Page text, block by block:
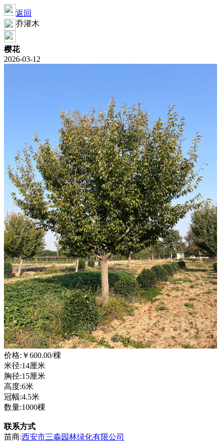
返回
乔灌木
樱花
2026-03-12
价格: ￥600.00/棵
米径:14厘米
胸径:15厘米
高度:6米
冠幅:4.5米
数量:1000棵
联系方式
苗商:西安市三淼园林绿化有限公司